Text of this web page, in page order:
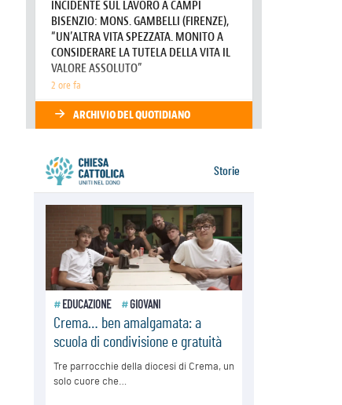
Tonalestate 2026, i giovani
sconfiggono la paura
08.08.2026
Marcinelle, 70 anni dopo istituita la
Giornata europea per le vittime sul
lavoro
Arabia Saudita, Turchia e Pakistan
stringono una nuova alleanza
militare in Medio Oriente